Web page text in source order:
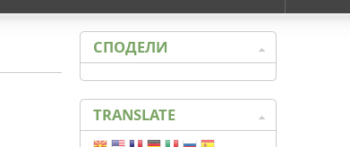
СПОДЕЛИ
TRANSLATE